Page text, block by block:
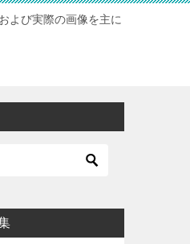
よび実際の画像を主に